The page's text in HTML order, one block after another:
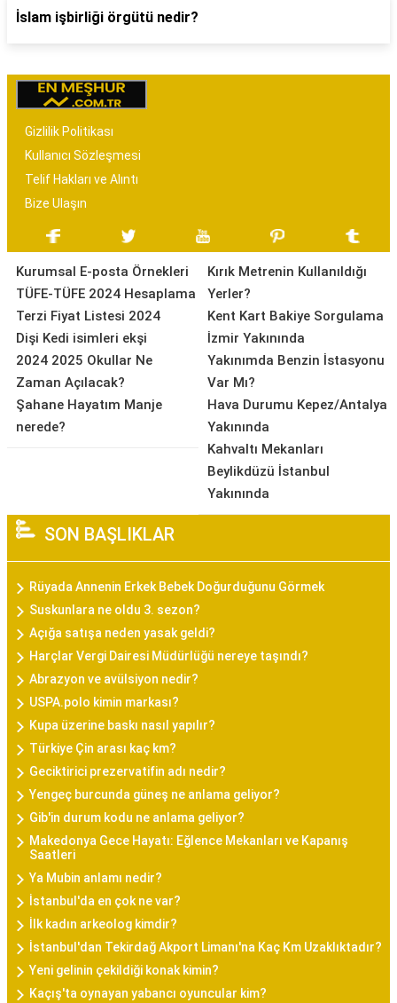
İslam işbirliği örgütü nedir?
Gizlilik Politikası
Kullanıcı Sözleşmesi
Telif Hakları ve Alıntı
Bize Ulaşın
Kurumsal E-posta Örnekleri
TÜFE-TÜFE 2024 Hesaplama
Terzi Fiyat Listesi 2024
Dişi Kedi isimleri ekşi
2024 2025 Okullar Ne
Zaman Açılacak?
Şahane Hayatım Manje
nerede?
Kırık Metrenin Kullanıldığı
Yerler?
Kent Kart Bakiye Sorgulama
İzmir Yakınında
Yakınımda Benzin İstasyonu
Var Mı?
Hava Durumu Kepez/Antalya
Yakınında
Kahvaltı Mekanları
Beylikdüzü İstanbul
Yakınında
SON BAŞLIKLAR
Rüyada Annenin Erkek Bebek Doğurduğunu Görmek
Suskunlara ne oldu 3. sezon?
Açığa satışa neden yasak geldi?
Harçlar Vergi Dairesi Müdürlüğü nereye taşındı?
Abrazyon ve avülsiyon nedir?
USPA.polo kimin markası?
Kupa üzerine baskı nasıl yapılır?
Türkiye Çin arası kaç km?
Geciktirici prezervatifin adı nedir?
Yengeç burcunda güneş ne anlama geliyor?
Gib'in durum kodu ne anlama geliyor?
Makedonya Gece Hayatı: Eğlence Mekanları ve Kapanış
Saatleri
Ya Mubin anlamı nedir?
İstanbul'da en çok ne var?
İlk kadın arkeolog kimdir?
İstanbul'dan Tekirdağ Akport Limanı'na Kaç Km Uzaklıktadır?
Yeni gelinin çekildiği konak kimin?
Kaçış'ta oynayan yabancı oyuncular kim?